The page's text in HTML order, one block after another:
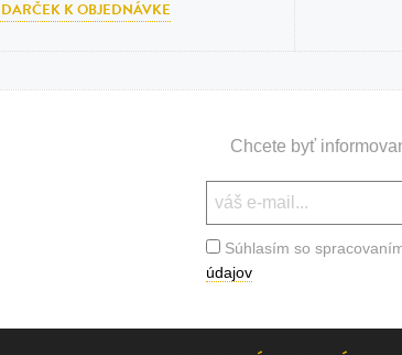
K OBJEDNÁVKE
Chcete byť
Súhlasím so
údajov